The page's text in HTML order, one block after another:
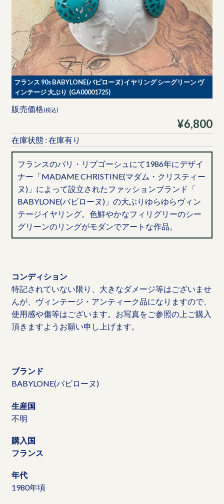
フランス 90s BABYLONE(バビローヌ) イヤリング シーグリーン ヴ
ィンテージ 大ぶり (GA00001725)
販売価格(税込)
¥6,800
在庫状態 : 在庫有り
フランスのパリ・リブゴーシュにて1986年にデザイ
ナー「MADAME CHRISTINE(マダム・クリスティー
ヌ)」によって設立されたファッションブランド「
BABYLONE(バビローヌ)」の大ぶりゆらゆらヴィン
テージイヤリング。色鮮やかなフィリグリーのシー
グリーンのリングがモダンでアートな作品。
コンディション
特記されていない限り、大きなダメージ等はございませ
んが、ヴィンテージ・アンティーク品になりますので、
使用感や傷等はございます。お写真をご参照の上ご購入
頂きますようお願い申し上げます。
ブランド
BABYLONE(バビローヌ)
生産国
不明
購入国
フランス
年代
1980年頃